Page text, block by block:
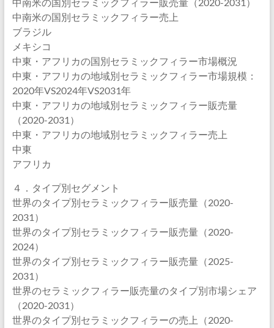
中南米の国別セラミックフィラー売上
ブラジル
メキシコ
中東・アフリカの国別セラミックフィラー市場概況
中東・アフリカの地域別セラミックフィラー市場規模：
2020年VS2024年VS2031年
中東・アフリカの地域別セラミックフィラー販売量
（2020-2031）
中東・アフリカの地域別セラミックフィラー売上
中東
アフリカ
４．タイプ別セグメント
世界のタイプ別セラミックフィラー販売量（2020-
2031）
世界のタイプ別セラミックフィラー販売量（2020-
2024）
世界のタイプ別セラミックフィラー販売量（2025-
2031）
世界のセラミックフィラー販売量のタイプ別市場シェア
（2020-2031）
世界のタイプ別セラミックフィラーの売上（2020-